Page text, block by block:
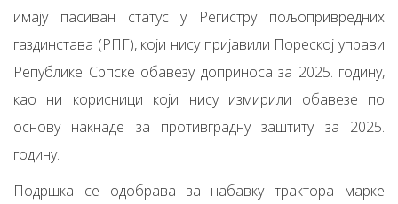
имају пасиван статус у Регистру пољопривредних
газдинстава (РПГ), који нису пријавили Пореској управи
Републике Српске обавезу доприноса за 2025. годину,
као ни корисници који нису измирили обавезе по
основу накнаде за противградну заштиту за 2025.
годину.
Подршка се одобрава за набавку трактора марке